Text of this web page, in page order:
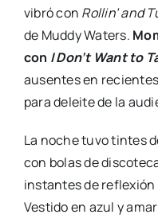
vibró con Rollin’ and
de Muddy Waters.
con I Don’t Want to
ausentes en
para deleite de la
La noche tuvo tintes
con bolas de
instantes de reflexión
Vestido en azul y